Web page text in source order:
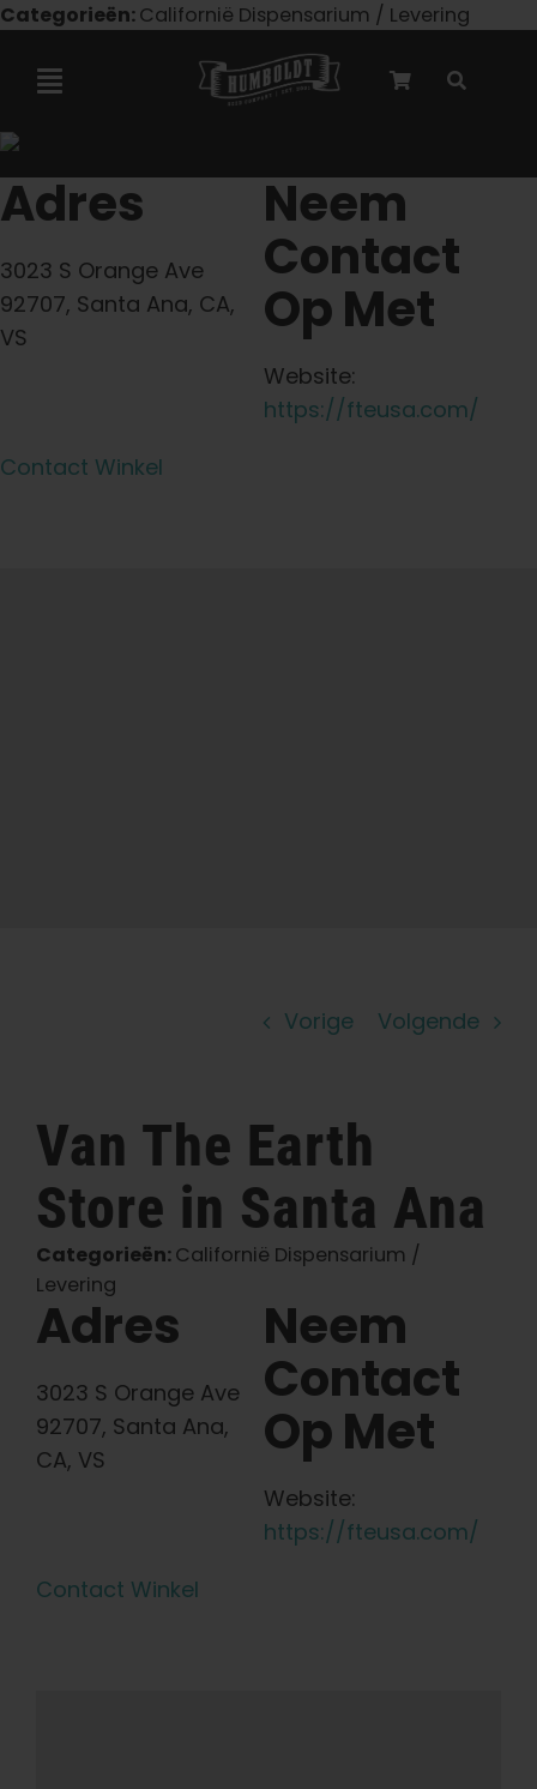
Overslaan
inhoud
Categorieën:Californië Dispensarium / Levering
Navigatie
Marley-samenwerking
Gefeminiseerde zaden
Nederlands
Zoeken:
Adres
3023 S Orange Ave
92707, Santa Ana, CA,
VS
Neem
Contact
Op Met
Website:
https://fteusa.com/
Contact Winkel
Vorige Volgende
Van The Earth
Store in Santa Ana
Categorieën:Californië Dispensarium /
Levering
Adres
3023 S Orange Ave
92707, Santa Ana,
CA, VS
Neem
Contact
Op Met
Website:
https://fteusa.com/
Contact Winkel